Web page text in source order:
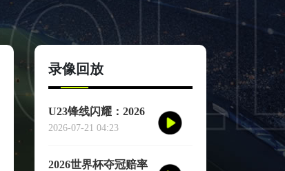
录像回放
U23锋线闪耀：2026
世界杯小组赛个人进
2026-07-21 04:23
2026世界杯夺冠赔率